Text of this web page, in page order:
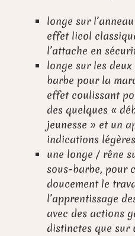
longe sur
effet licol
l’attache en
longe sur les
barbe pour la
effet coulissant
des quelques «
jeunesse » et un
indications
une longe / rêne
sous-barbe, pour
doucement le
l’apprentissage
avec des actions
distinctes que sur